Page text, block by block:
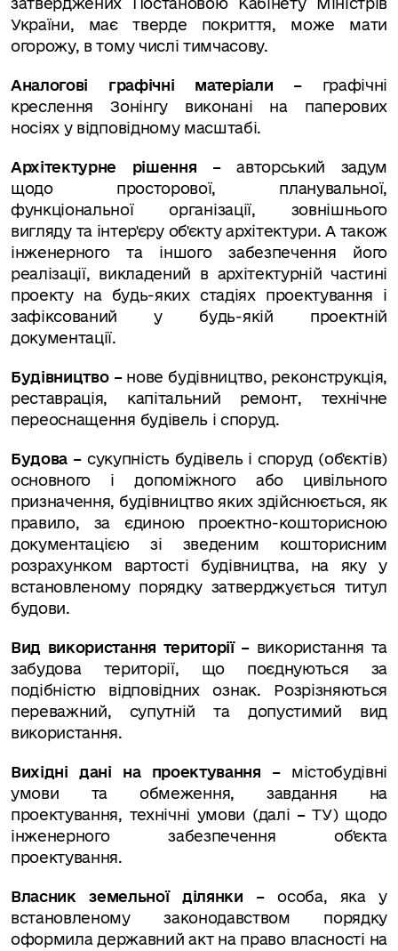
України, має тверде покриття, може мати
огорожу, в тому числі тимчасову.
Аналогові графічні матеріали – графічні
креслення Зонінгу виконані на паперових
носіях у відповідному масштабі.
Архітектурне рішення –авторський задум
щодо просторової, планувальної,
функціональної організації, зовнішнього
вигляду та інтер'єру об'єкту архітектури. А також
інженерного та іншого забезпечення його
реалізації, викладений в архітектурній частині
проекту на будь-яких стадіях проектування і
зафіксований у будь-якій проектній
документації.
Будівництво – нове будівництво, реконструкція,
реставрація, капітальний ремонт, технічне
переоснащення будівель і споруд.
Будова – сукупність будівель і споруд (об'єктів)
основного і допоміжного або цивільного
призначення, будівництво яких здійснюється, як
правило, за єдиною проектно-кошторисною
документацією зі зведеним кошторисним
розрахунком вартості будівництва, на яку у
встановленому порядку затверджується титул
будови.
Вид використання території – використання та
забудова території, що поєднуються за
подібністю відповідних ознак. Розрізняються
переважний, супутній та допустимий вид
використання.
Вихідні дані на проектування – містобудівні
умови та обмеження, завдання на
проектування, технічні умови (далі –ТУ) щодо
інженерного забезпечення об'єкта
проектування.
Власник земельної ділянки –особа, яка у
встановленому законодавством порядку
оформила державний акт на право власності на